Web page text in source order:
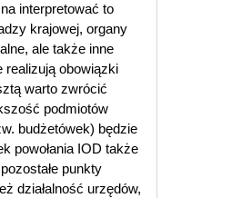
interpretować to
krajowej, organy
ale także inne
realizują obowiązki
warto zwrócić
podmiotów
budżetówek) będzie
powołania IOD także
punkty
działalność urzędów,